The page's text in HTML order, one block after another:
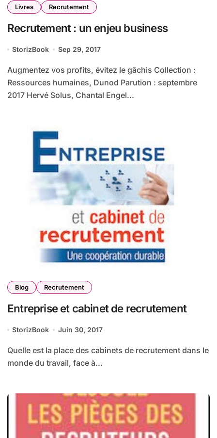
Livres Recrutement
Recrutement : un enjeu business
StorizBook Sep 29, 2017
Augmentez vos profits, évitez le gâchis Collection :
Ressources humaines, Dunod Parution : septembre
2017 Hervé Solus, Chantal Engel...
Blog Recrutement
Entreprise et cabinet de recrutement
StorizBook Juin 30, 2017
Quelle est la place des cabinets de recrutement dans le
monde du travail, face à...